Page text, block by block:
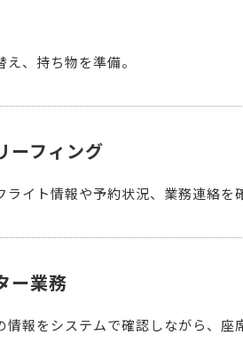
え、持ち物を準備。
ーフィング
ライト情報や予約状況、業務連絡を
ー業務
情報をシステムで確認しながら、座